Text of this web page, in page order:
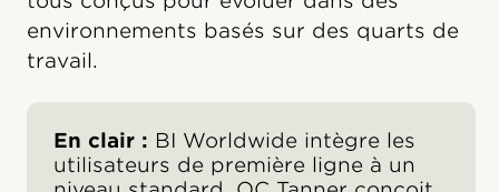
environnements basés sur des quarts de
travail.
En clair : BI Worldwide intègre les
utilisateurs de première ligne à un